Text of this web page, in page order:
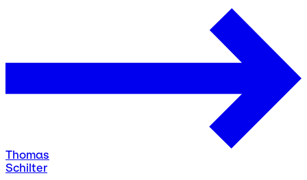
Thomas
Schilter